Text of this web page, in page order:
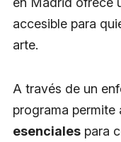
accesible para
arte.
A través de un
programa permite
esenciales para